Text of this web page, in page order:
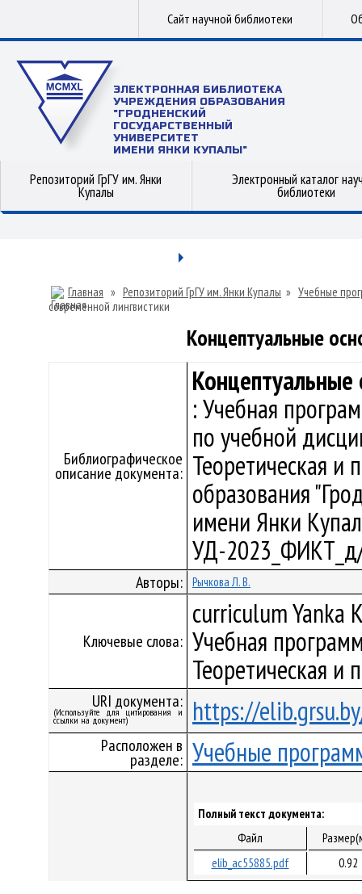
Сайт научной библиотеки
ЭЛЕКТРОННАЯ БИБЛИОТЕКА
УЧРЕЖДЕНИЯ ОБРАЗОВАНИЯ
"ГРОДНЕНСКИЙ
ГОСУДАРСТВЕННЫЙ
УНИВЕРСИТЕТ
ИМЕНИ ЯНКИ КУПАЛЫ"
Репозиторий ГрГУ им. Янки
Купалы
Электронный каталог
библиотеки
Главная » Репозиторий ГрГУ им. Янки Купалы » Учебные
современной лингвистики
Концептуальные
Библиографическое
описание документа:
Концептуальные
: Учебная
по учебной
Теоретическая и
образования
имени Янки
УД-
Авторы: Рычкова Л. В.
Ключевые слова:
curriculum Yanka
Учебная
Теоретическая и
URI документа:
(Используйте для цитирования и
ссылки на документ) https://
Расположен в
разделе: Учебные
Полный текст документа:
Файл
elib_ac55885.pdf
0.92